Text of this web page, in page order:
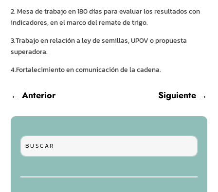
2. Mesa de trabajo en 180 días para evaluar los resultados con
indicadores, en el marco del remate de trigo.
3.Trabajo en relación a ley de semillas, UPOV o propuesta
superadora.
4.Fortalecimiento en comunicación de la cadena.
←Anterior Siguiente→